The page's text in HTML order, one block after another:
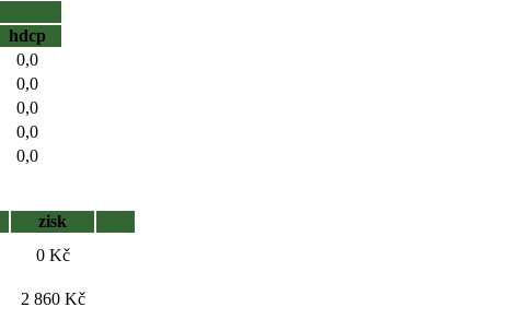
hdcp
0,0
0,0
0,0
0,0
0,0
zisk
0 Kč
2 860 Kč